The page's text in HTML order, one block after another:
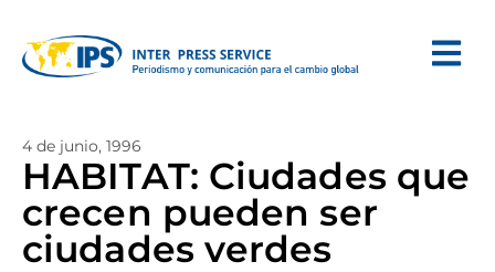
4 de junio, 1996
HABITAT: Ciudades que
crecen pueden ser
ciudades verdes